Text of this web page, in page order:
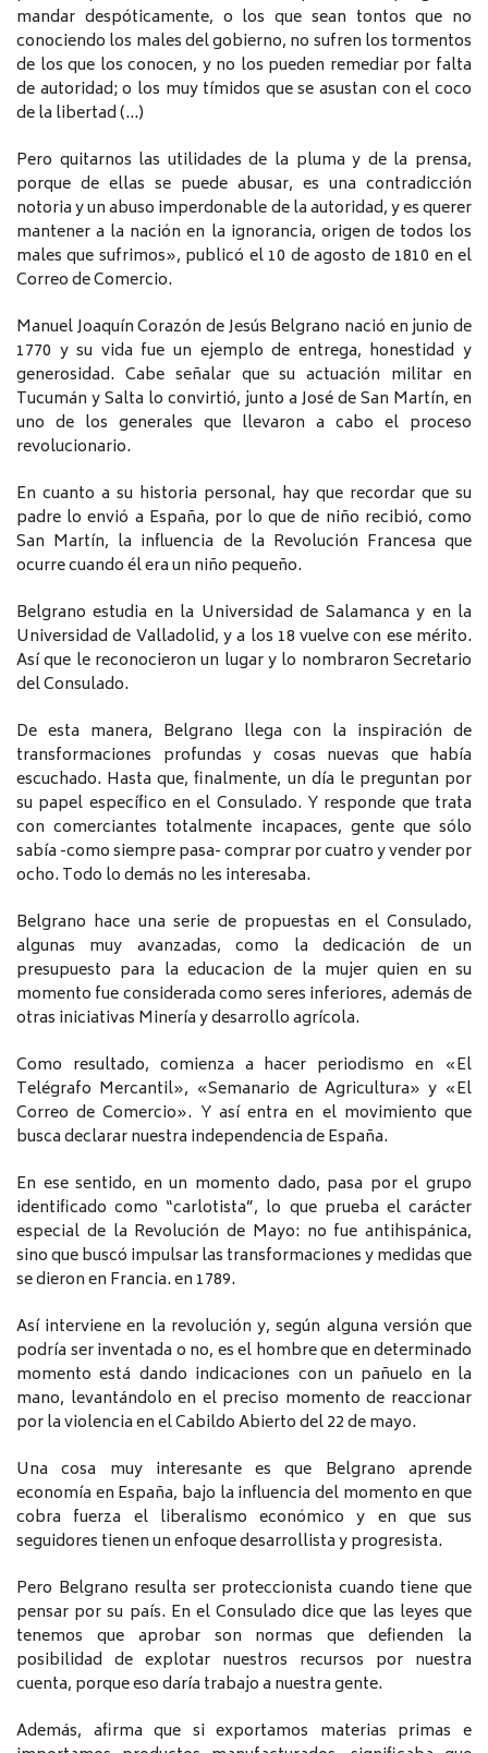
mandar despóticamente, o los que sean tontos que no
conociendo los males del gobierno, no sufren los tormentos
de los que los conocen, y no los pueden remediar por falta
de autoridad; o los muy tímidos que se asustan con el coco
de la libertad (…)
Pero quitarnos las utilidades de la pluma y de la prensa,
porque de ellas se puede abusar, es una contradicción
notoria y un abuso imperdonable de la autoridad, y es querer
mantener a la nación en la ignorancia, origen de todos los
males que sufrimos», publicó el 10 de agosto de 1810 en el
Correo de Comercio.
Manuel Joaquín Corazón de Jesús Belgrano nació en junio de
1770 y su vida fue un ejemplo de entrega, honestidad y
generosidad. Cabe señalar que su actuación militar en
Tucumán y Salta lo convirtió, junto a José de San Martín, en
uno de los generales que llevaron a cabo el proceso
revolucionario.
En cuanto a su historia personal, hay que recordar que su
padre lo envió a España, por lo que de niño recibió, como
San Martín, la influencia de la Revolución Francesa que
ocurre cuando él era un niño pequeño.
Belgrano estudia en la Universidad de Salamanca y en la
Universidad de Valladolid, y a los 18 vuelve con ese mérito.
Así que le reconocieron un lugar y lo nombraron Secretario
del Consulado.
De esta manera, Belgrano llega con la inspiración de
transformaciones profundas y cosas nuevas que había
escuchado. Hasta que, finalmente, un día le preguntan por
su papel específico en el Consulado. Y responde que trata
con comerciantes totalmente incapaces, gente que sólo
sabía -como siempre pasa- comprar por cuatro y vender por
ocho. Todo lo demás no les interesaba.
Belgrano hace una serie de propuestas en el Consulado,
algunas muy avanzadas, como la dedicación de un
presupuesto para la educacion de la mujer quien en su
momento fue considerada como seres inferiores, además de
otras iniciativas Minería y desarrollo agrícola.
Como resultado, comienza a hacer periodismo en «El
Telégrafo Mercantil», «Semanario de Agricultura» y «El
Correo de Comercio». Y así entra en el movimiento que
busca declarar nuestra independencia de España.
En ese sentido, en un momento dado, pasa por el grupo
identificado como “carlotista”, lo que prueba el carácter
especial de la Revolución de Mayo: no fue antihispánica,
sino que buscó impulsar las transformaciones y medidas que
se dieron en Francia. en 1789.
Así interviene en la revolución y, según alguna versión que
podría ser inventada o no, es el hombre que en determinado
momento está dando indicaciones con un pañuelo en la
mano, levantándolo en el preciso momento de reaccionar
por la violencia en el Cabildo Abierto del 22 de mayo.
Una cosa muy interesante es que Belgrano aprende
economía en España, bajo la influencia del momento en que
cobra fuerza el liberalismo económico y en que sus
seguidores tienen un enfoque desarrollista y progresista.
Pero Belgrano resulta ser proteccionista cuando tiene que
pensar por su país. En el Consulado dice que las leyes que
tenemos que aprobar son normas que defienden la
posibilidad de explotar nuestros recursos por nuestra
cuenta, porque eso daría trabajo a nuestra gente.
Además, afirma que si exportamos materias primas e